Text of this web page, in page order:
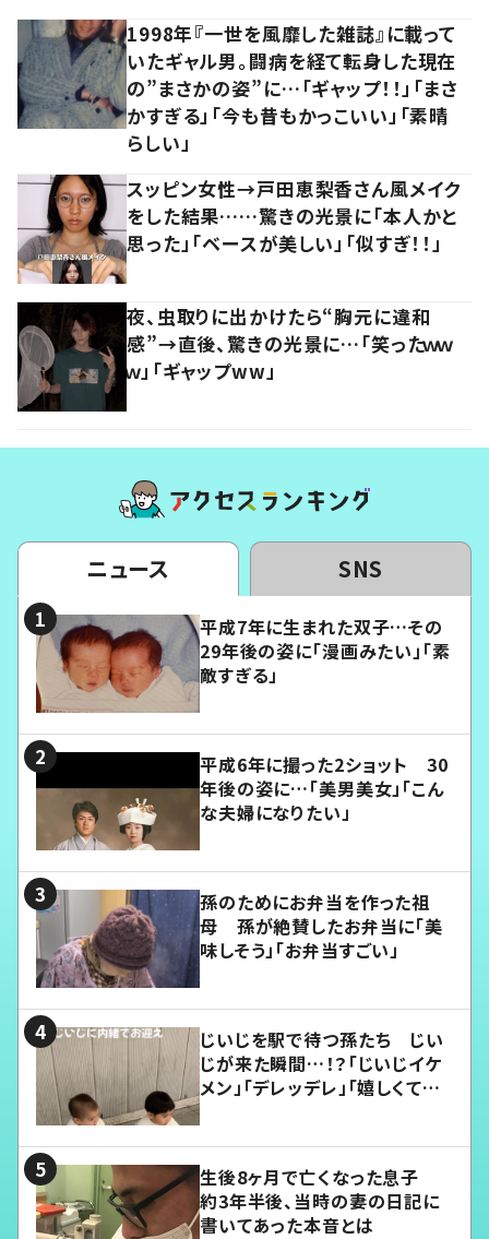
1998年『一世を風靡した雑誌』に載って
いたギャル男。闘病を経て転身した現在
の”まさかの姿”に…「ギャップ！！」「まさ
かすぎる」「今も昔もかっこいい」「素晴
らしい」
スッピン女性→戸田恵梨香さん風メイク
をした結果……驚きの光景に「本人かと
思った」「ベースが美しい」「似すぎ！！」
夜、虫取りに出かけたら“胸元に違和
感”→直後、驚きの光景に…「笑ったｗｗ
ｗ」「ギャップww」
ニュース SNS
平成7年に生まれた双子…その
29年後の姿に「漫画みたい」「素
敵すぎる」
平成6年に撮った2ショット 30
年後の姿に…「美男美女」「こん
な夫婦になりたい」
孫のためにお弁当を作った祖
母 孫が絶賛したお弁当に「美
味しそう」「お弁当すごい」
じいじを駅で待つ孫たち じい
じが来た瞬間…！？「じいじイケ
メン」「デレッデレ」「嬉しくて可
生後8ヶ月で亡くなった息子
約3年半後、当時の妻の日記に
書いてあった本音とは